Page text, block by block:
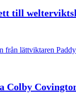
till
lättviktaren
Colby